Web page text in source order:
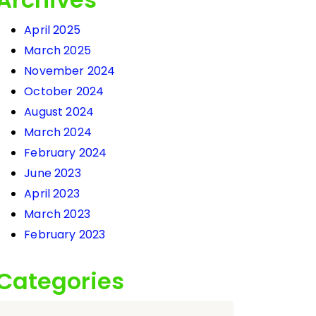
April 2025
March 2025
November 2024
October 2024
August 2024
March 2024
February 2024
June 2023
April 2023
March 2023
February 2023